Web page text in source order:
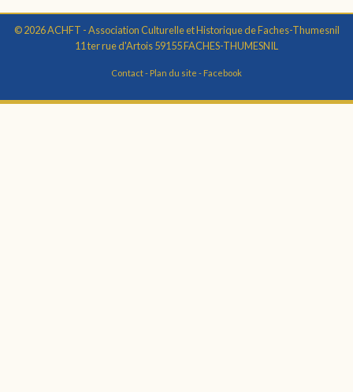
© 2026 ACHFT - Association Culturelle et Historique de Faches-Thumesnil
11 ter rue d'Artois 59155 FACHES-THUMESNIL
Contact- Plan du site - Facebook